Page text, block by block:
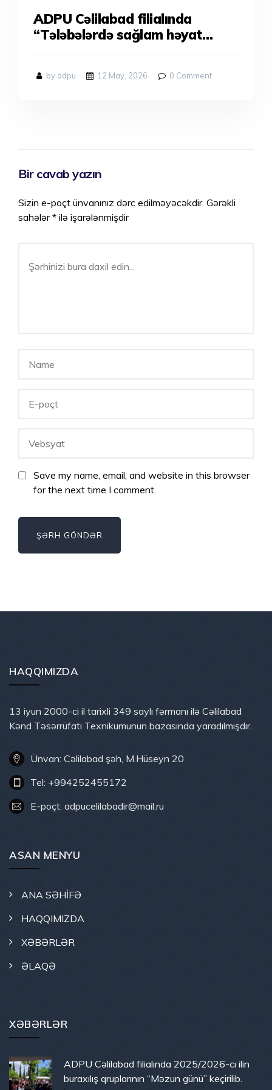
ADPU Cəlilabad filialında
“Tələbələrdə sağlam həyat
tərzinin formalaşdırılması
seminar keçirilib.
by adpu 12 May, 2026 0 Comment
Bir cavab yazın
Sizin e-poçt ünvanınız dərc edilməyəcəkdir. Gərəkli
sahələr* ilə işarələnmişdir
Save my name, email, and website in this browser
for the next time I comment.
HAQQIMIZDA
13 iyun 2000-ci il tarixli 349 saylı fərmanı ilə Cəlilabad
Kənd Təsərrüfatı Texnikumunun bazasında yaradılmışdır.
Ünvan: Cəlilabad şəh, M.Hüseyn 20
Tel: +994252455172
E-poçt: adpucelilabadir@mail.ru
ASAN MENYU
ANA SƏHİFƏ
HAQQIMIZDA
XƏBƏRLƏR
ƏLAQƏ
XƏBƏRLƏR
ADPU Cəlilabad filialında 2025/2026-cı ilin
buraxılış qruplarının “Məzun günü” keçirilib.